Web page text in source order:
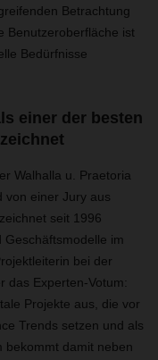
Betrachtung
Benutzeroberfläche ist
Bedürfnisse
einer der besten
Walhalla u. Praetoria
von einer Jury aus
seit 1996
im
bei der
das Experten-Votum:
Projekte aus, die vor
Trends setzen und als
bekommt damit neben